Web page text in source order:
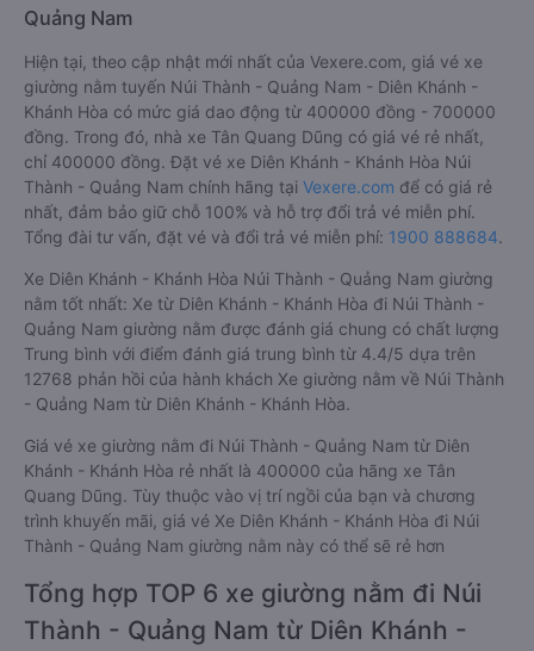
Quảng Nam
Hiện tại, theo cập nhật mới nhất của Vexere.com, giá vé xe
giường nằm tuyến Núi Thành - Quảng Nam - Diên Khánh -
Khánh Hòa có mức giá dao động từ 400000 đồng - 700000
đồng. Trong đó, nhà xe Tân Quang Dũng có giá vé rẻ nhất,
chỉ 400000 đồng. Đặt vé xe Diên Khánh - Khánh Hòa Núi
Thành - Quảng Nam chính hãng tại Vexere.com để có giá rẻ
nhất, đảm bảo giữ chỗ 100% và hỗ trợ đổi trả vé miễn phí.
Tổng đài tư vấn, đặt vé và đổi trả vé miễn phí: 1900 888684.
Xe Diên Khánh - Khánh Hòa Núi Thành - Quảng Nam giường
nằm tốt nhất: Xe từ Diên Khánh - Khánh Hòa đi Núi Thành -
Quảng Nam giường nằm được đánh giá chung có chất lượng
Trung bình với điểm đánh giá trung bình từ 4.4/5 dựa trên
12768 phản hồi của hành khách Xe giường nằm về Núi Thành
- Quảng Nam từ Diên Khánh - Khánh Hòa.
Giá vé xe giường nằm đi Núi Thành - Quảng Nam từ Diên
Khánh - Khánh Hòa rẻ nhất là 400000 của hãng xe Tân
Quang Dũng. Tùy thuộc vào vị trí ngồi của bạn và chương
trình khuyến mãi, giá vé Xe Diên Khánh - Khánh Hòa đi Núi
Thành - Quảng Nam giường nằm này có thể sẽ rẻ hơn
Tổng hợp TOP 6 xe giường nằm đi Núi
Thành - Quảng Nam từ Diên Khánh -